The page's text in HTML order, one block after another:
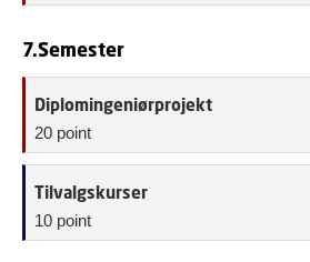
7.Semester
Diplomingeniørprojekt
20 point
Tilvalgskurser
10 point